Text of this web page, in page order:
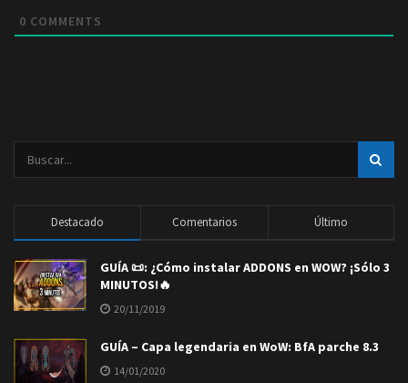
0 COMMENTS
Destacado Comentarios Último
GUÍA 📜: ¿Cómo instalar ADDONS en WOW? ¡Sólo 3
MINUTOS!🔥
20/11/2019
GUÍA – Capa legendaria en WoW: BfA parche 8.3
14/01/2020